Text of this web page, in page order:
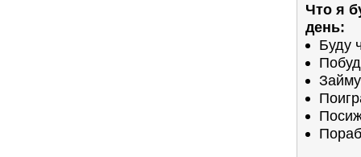
Что я
день:
Буду